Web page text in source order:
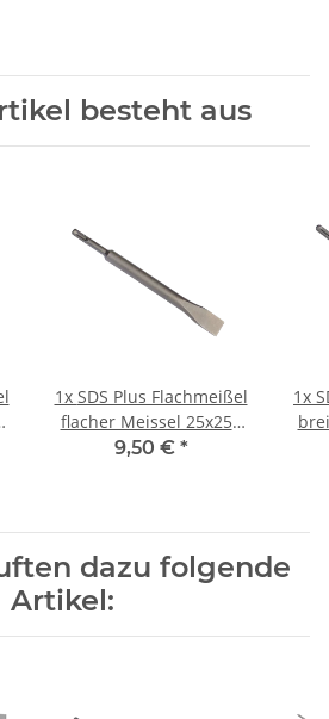
besteht aus
1x SDS Plus Flachmeißel
flacher Meissel 25x250
mm für
9,50 € *
1x
dazu folgende
Artikel: